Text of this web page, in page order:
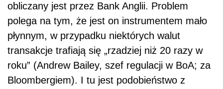
obliczany jest przez Bank Anglii. Problem
polega na tym, że jest on instrumentem mało
płynnym, w przypadku niektórych walut
transakcje trafiają się „rzadziej niż 20 razy w
roku” (Andrew Bailey, szef regulacji w BoA; za
Bloombergiem). I tu jest podobieństwo z